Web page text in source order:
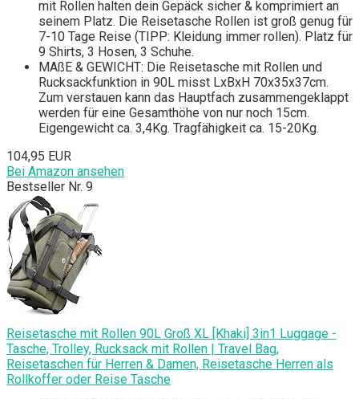
mit Rollen halten dein Gepäck sicher & komprimiert an
seinem Platz. Die Reisetasche Rollen ist groß genug für
7-10 Tage Reise (TIPP: Kleidung immer rollen). Platz für
9 Shirts, 3 Hosen, 3 Schuhe.
MAßE & GEWICHT: Die Reisetasche mit Rollen und
Rucksackfunktion in 90L misst LxBxH 70x35x37cm.
Zum verstauen kann das Hauptfach zusammengeklappt
werden für eine Gesamthöhe von nur noch 15cm.
Eigengewicht ca. 3,4Kg. Tragfähigkeit ca. 15-20Kg.
104,95 EUR
Bei Amazon ansehen
Bestseller Nr. 9
Reisetasche mit Rollen 90L Groß XL [Khaki] 3in1 Luggage -
Tasche, Trolley, Rucksack mit Rollen | Travel Bag,
Reisetaschen für Herren & Damen, Reisetasche Herren als
Rollkoffer oder Reise Tasche